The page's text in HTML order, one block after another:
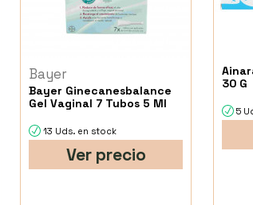
Bayer
Bayer Ginecanesbalance
Gel Vaginal 7 Tubos 5 Ml
13 Uds. en stock
Ver precio
30 G
5